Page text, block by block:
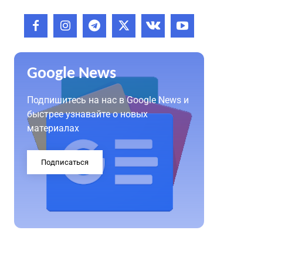
Google News
Подпишитесь на нас в Google News и
быстрее узнавайте о новых
материалах
Подписаться